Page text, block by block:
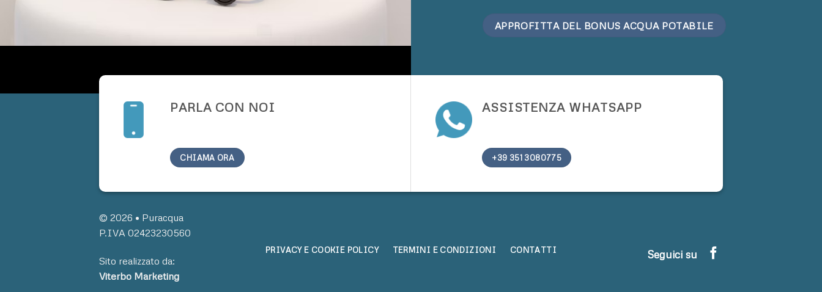
APPROFITTA DEL BONUS ACQUA POTABILE
PARLA CON NOI
CHIAMA ORA
ASSISTENZA WHATSAPP
+39 351 3080775
© 2026 • Puracqua
P.IVA 02423230560
Sito realizzato da:
Viterbo Marketing
PRIVACY E COOKIE POLICY TERMINI E CONDIZIONI CONTATTI Seguici su